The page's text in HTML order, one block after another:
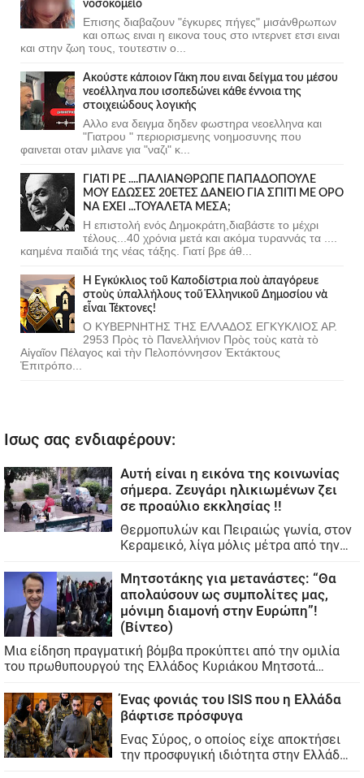
νοσοκομείο
Επισης διαβαζουν "έγκυρες πήγες" μισάνθρωπων
και οπως ειναι η εικονα τους στο ιντερνετ ετσι ειναι
και στην ζωη τους, τουτεστιν ο...
Ακούστε κάποιον Γάκη που ειναι δείγμα του μέσου
νεοέλληνα που ισοπεδώνει κάθε έννοια της
στοιχειώδους λογικής
Αλλο ενα δειγμα δηδεν φωστηρα νεοελληνα και
"Γιατρου " περιορισμενης νοημοσυνης που
φαινεται οταν μιλανε για "ναζι" κ...
ΓΙΑΤΙ ΡΕ ....ΠΑΛΙΑΝΘΡΩΠΕ ΠΑΠΑΔΟΠΟΥΛΕ
ΜΟΥ ΕΔΩΣΕΣ 20ΕΤΕΣ ΔΑΝΕΙΟ ΓΙΑ ΣΠΙΤΙ ΜΕ ΟΡΟ
ΝΑ ΕΧΕΙ ...ΤΟΥΑΛΕΤΑ ΜΕΣΑ;
Η επιστολή ενός Δημοκράτη,διαβάστε το μέχρι
τέλους...40 χρόνια μετά και ακόμα τυραννάς τα ....
καημένα παιδιά της νέας τάξης. Γιατί βρε άθ...
Ἡ Ἐγκύκλιος τοῦ Καποδίστρια ποὺ ἀπαγόρευε
στοὺς ὑπαλλήλους τοῦ Ἑλληνικοῦ Δημοσίου νὰ
εἶναι Τέκτονες!
Ο ΚΥΒΕΡΝΗΤΗΣ ΤΗΣ ΕΛΛΑΔΟΣ ΕΓΚΥΚΛΙΟΣ ΑΡ.
2953 Πρὸς τὸ Πανελλήνιον Πρὸς τοὺς κατὰ τὸ
Αἰγαῖον Πέλαγος καὶ τὴν Πελοπόννησον Ἐκτάκτους
Ἐπιτρόπο...